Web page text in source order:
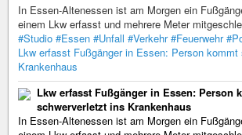
In Essen-Altenessen ist am Morgen ein
einem Lkw erfasst und mehrere Meter
#Studio #Essen #Unfall #Verkehr #Feuerwehr
Lkw erfasst Fußgänger in Essen: Person
Krankenhaus
Lkw erfasst Fußgänger in Essen: Person
schwerverletzt ins Krankenhaus
In Essen-Altenessen ist am Morgen ein